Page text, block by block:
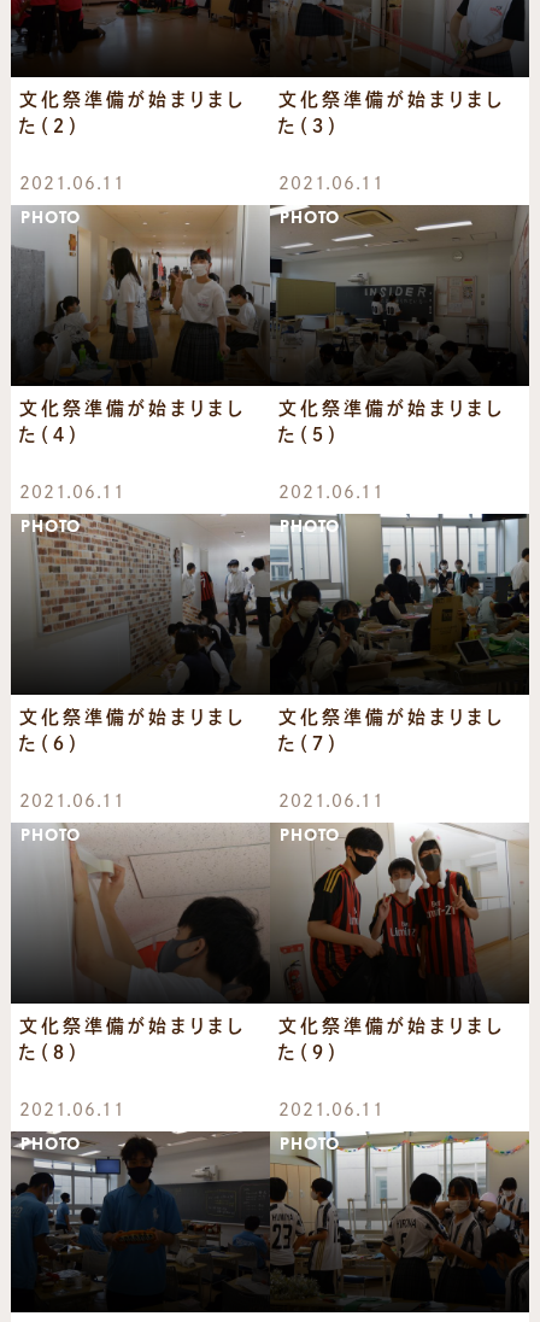
文化祭準備が始まりまし
た（２）
2021.06.11
文化祭準備が始まりまし
た（３）
2021.06.11
PHOTO
文化祭準備が始まりまし
た（４）
2021.06.11
PHOTO
文化祭準備が始まりまし
た（５）
2021.06.11
PHOTO
文化祭準備が始まりまし
た（６）
2021.06.11
PHOTO
文化祭準備が始まりまし
た（７）
2021.06.11
PHOTO
文化祭準備が始まりまし
た（８）
2021.06.11
PHOTO
文化祭準備が始まりまし
た（９）
2021.06.11
PHOTO PHOTO